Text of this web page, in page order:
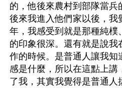
的，他後來農村到部隊當兵
後來我進入他們家以後，我
年，我感受到就是那種純樸
的印象很深。還有就是說我
作的時候。是普通人讓我知
感是什麼，所以在這點上講
了我，其實我覺得是普通人